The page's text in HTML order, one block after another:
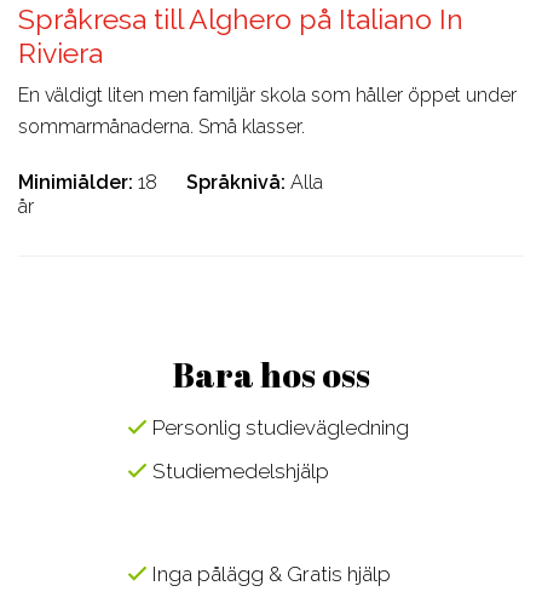
Språkresa till Alghero på Italiano In
Riviera
En väldigt liten men familjär skola som håller öppet under
sommarmånaderna. Små klasser.
Minimiålder 18
år
Språknivå Alla
Bara hos oss
Personlig studievägledning
Studiemedelshjälp
Inga pålägg & Gratis hjälp